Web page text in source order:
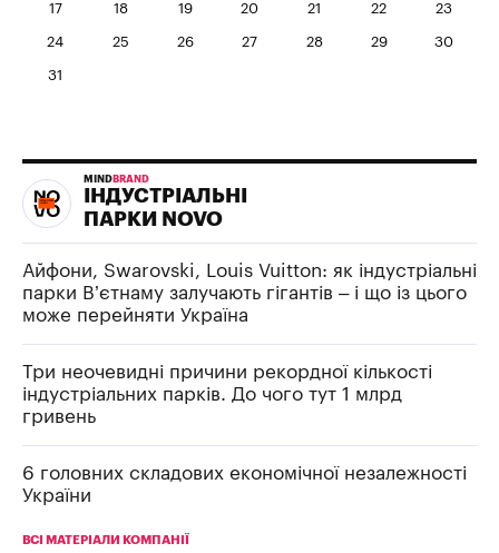
17 18 19 20 21 22 23
24 25 26 27 28 29 30
31
MIND BRAND
ІНДУСТРІАЛЬНІ
ПАРКИ NOVO
Айфони, Swarovski, Louis Vuitton: як індустріальні
парки В’єтнаму залучають гігантів – і що із цього
може перейняти Україна
Три неочевидні причини рекордної кількості
індустріальних парків. До чого тут 1 млрд
гривень
6 головних складових економічної незалежності
України
ВСІ МАТЕРІАЛИ КОМПАНІЇ